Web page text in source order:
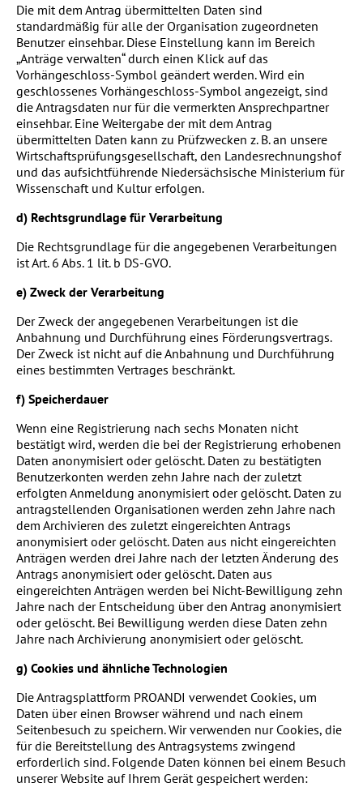
Die mit dem Antrag übermittelten Daten sind
standardmäßig für alle der Organisation zugeordneten
Benutzer einsehbar. Diese Einstellung kann im Bereich
„Anträge verwalten“ durch einen Klick auf das
Vorhängeschloss-Symbol geändert werden. Wird ein
geschlossenes Vorhängeschloss-Symbol angezeigt, sind
die Antragsdaten nur für die vermerkten Ansprechpartner
einsehbar. Eine Weitergabe der mit dem Antrag
übermittelten Daten kann zu Prüfzwecken z. B. an unsere
Wirtschaftsprüfungsgesellschaft, den Landesrechnungshof
und das aufsichtführende Niedersächsische Ministerium für
Wissenschaft und Kultur erfolgen.
d) Rechtsgrundlage für Verarbeitung
Die Rechtsgrundlage für die angegebenen Verarbeitungen
ist Art. 6 Abs. 1 lit. b DS-GVO.
e) Zweck der Verarbeitung
Der Zweck der angegebenen Verarbeitungen ist die
Anbahnung und Durchführung eines Förderungsvertrags.
Der Zweck ist nicht auf die Anbahnung und Durchführung
eines bestimmten Vertrages beschränkt.
f) Speicherdauer
Wenn eine Registrierung nach sechs Monaten nicht
bestätigt wird, werden die bei der Registrierung erhobenen
Daten anonymisiert oder gelöscht. Daten zu bestätigten
Benutzerkonten werden zehn Jahre nach der zuletzt
erfolgten Anmeldung anonymisiert oder gelöscht. Daten zu
antragstellenden Organisationen werden zehn Jahre nach
dem Archivieren des zuletzt eingereichten Antrags
anonymisiert oder gelöscht. Daten aus nicht eingereichten
Anträgen werden drei Jahre nach der letzten Änderung des
Antrags anonymisiert oder gelöscht. Daten aus
eingereichten Anträgen werden bei Nicht-Bewilligung zehn
Jahre nach der Entscheidung über den Antrag anonymisiert
oder gelöscht. Bei Bewilligung werden diese Daten zehn
Jahre nach Archivierung anonymisiert oder gelöscht.
g) Cookies und ähnliche Technologien
Die Antragsplattform PROANDI verwendet Cookies, um
Daten über einen Browser während und nach einem
Seitenbesuch zu speichern. Wir verwenden nur Cookies, die
für die Bereitstellung des Antragsystems zwingend
erforderlich sind. Folgende Daten können bei einem Besuch
unserer Website auf Ihrem Gerät gespeichert werden: